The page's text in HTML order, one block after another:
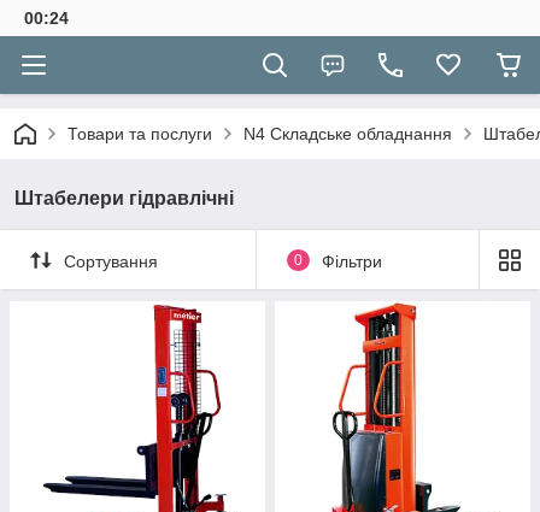
00:24
Товари та послуги N4 Складське обладнання
Штабелери гідравлічні
Сортування 0 Фільтри